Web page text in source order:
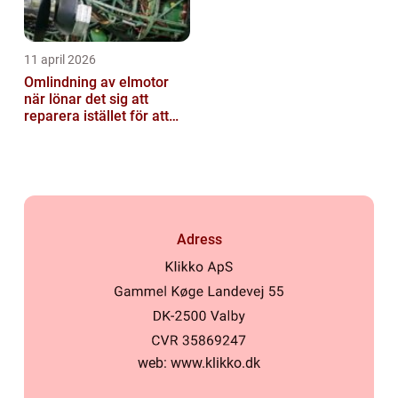
11 april 2026
Omlindning av elmotor
när lönar det sig att
reparera istället för att
Adress
web: www.klikko.dk